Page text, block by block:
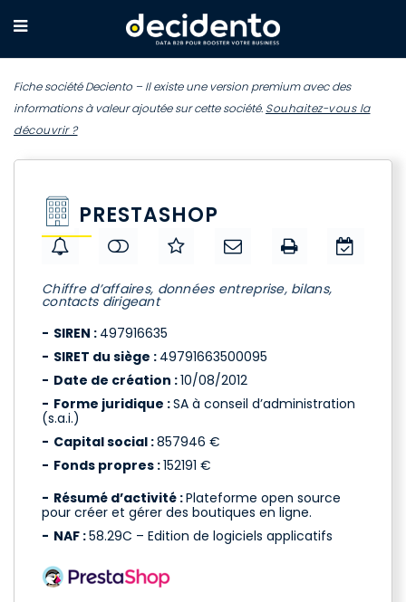
Fiche société Deciento – Il existe une version premium avec des
informations à valeur ajoutée sur cette société. Souhaitez-vous la
découvrir ?
PRESTASHOP
Chiffre d’affaires, données entreprise, bilans,
contacts dirigeant
SIREN : 497916635
SIRET du siège : 49791663500095
Date de création :10/08/2012
Forme juridique :SA à conseil d’administration
(s.a.i.)
Capital social :857946 €
Fonds propres :152191 €
Résumé d’activité :Plateforme open source
pour créer et gérer des boutiques en ligne.
NAF :58.29C – Edition de logiciels applicatifs